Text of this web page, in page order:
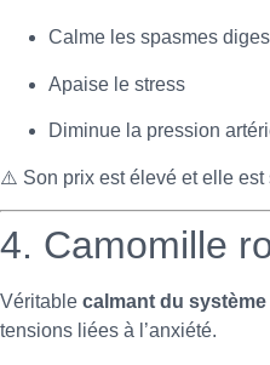
Calme les spasmes
Apaise le stress
Diminue la pression
⚠️ Son prix est élevé et elle est
4. Camomille
Véritable calmant du
tensions liées à l’anxiété.